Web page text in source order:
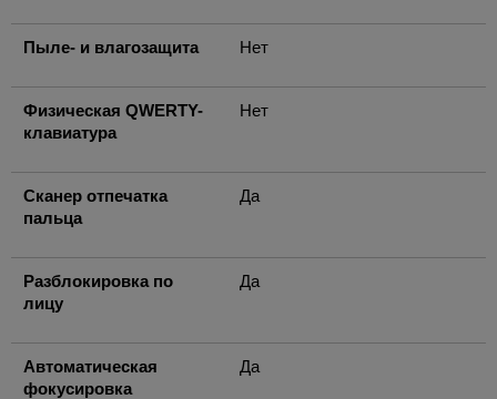
Пыле- и влагозащита Нет
Физическая QWERTY-
клавиатура
Нет
Сканер отпечатка
пальца
Да
Разблокировка по
лицу
Да
Автоматическая
фокусировка
Да